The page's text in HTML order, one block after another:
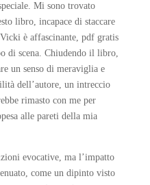
Mi sono trovato
libro, incapace di staccare
è affascinante, pdf gratis
di scena. Chiudendo il libro,
un senso di meraviglia e
dell’autore, un intreccio
rimasto con me per
alle pareti della mia
evocative, ma l’impatto
come un dipinto visto